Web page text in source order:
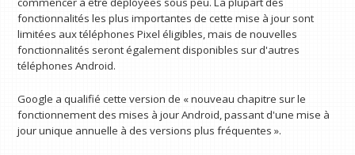
fonctionnalités les plus importantes de cette mise à jour sont
limitées aux téléphones Pixel éligibles, mais de nouvelles
fonctionnalités seront également disponibles sur d'autres
téléphones Android.
Google a qualifié cette version de « nouveau chapitre sur le
fonctionnement des mises à jour Android, passant d'une mise à
jour unique annuelle à des versions plus fréquentes ».